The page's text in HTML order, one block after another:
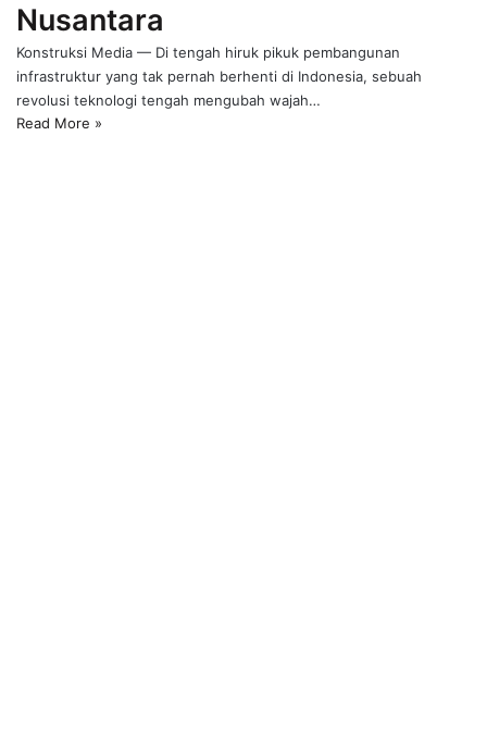
Nusantara
Konstruksi Media — Di tengah hiruk pikuk pembangunan
infrastruktur yang tak pernah berhenti di Indonesia, sebuah
revolusi teknologi tengah mengubah wajah…
Read More »